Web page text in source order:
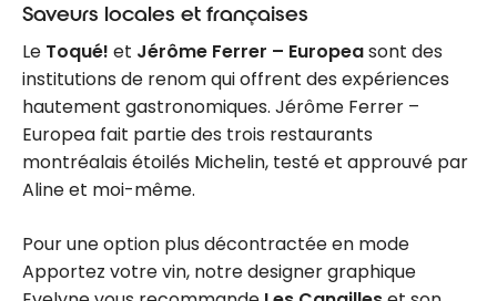
Saveurs locales et françaises
Le Toqué! et Jérôme Ferrer – Europeasont des
institutions de renom qui offrent des expériences
hautement gastronomiques. Jérôme Ferrer –
Europea fait partie des trois restaurants
montréalais étoilés Michelin, testé et approuvé par
Aline et moi-même.
Pour une option plus décontractée en mode
Apportez votre vin, notre designer graphique